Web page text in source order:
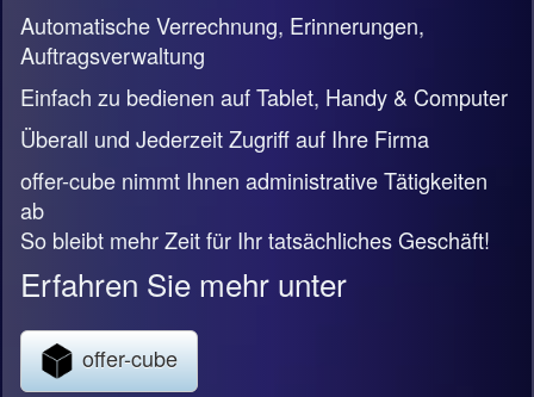
Automatische Verrechnung, Erinnerungen,
Auftragsverwaltung
Einfach zu bedienen auf Tablet, Handy & Computer
Überall und Jederzeit Zugriff auf Ihre Firma
offer-cube nimmt Ihnen administrative Tätigkeiten
ab
So bleibt mehr Zeit für Ihr tatsächliches Geschäft!
Erfahren Sie mehr unter
offer-cube